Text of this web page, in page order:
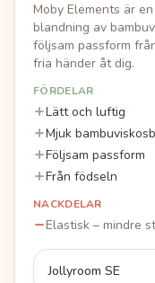
Moby Elements är
blandning av
följsam passform
fria händer åt dig.
FÖRDELAR
Lätt och luftig
Mjuk
Följsam passform
Från födseln
NACKDELAR
Elastisk – mindre
Jollyroom SE